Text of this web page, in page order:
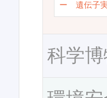
ー 遺伝子
科学